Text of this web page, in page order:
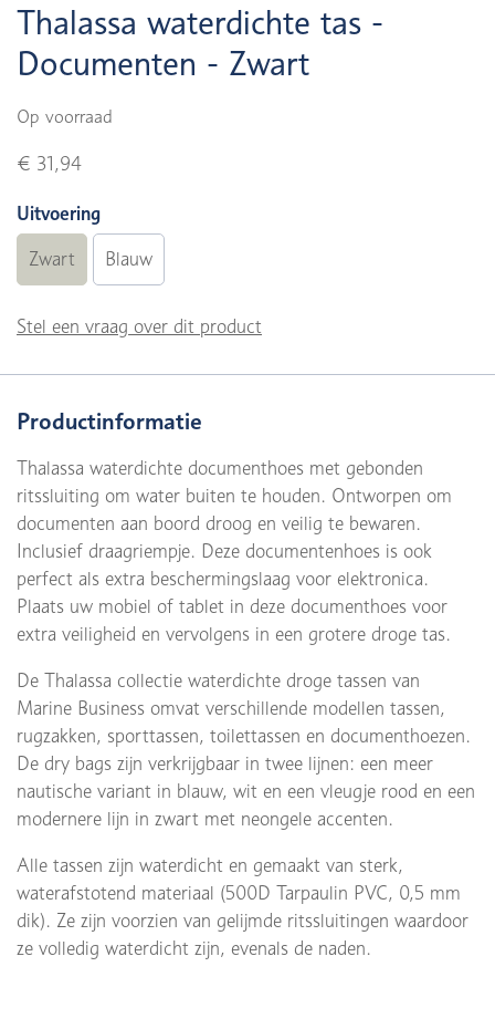
Thalassa waterdichte tas -
Documenten - Zwart
Op voorraad
€ 31,94
Uitvoering
Zwart Blauw
Stel een vraag over dit product
Productinformatie
Thalassa waterdichte documenthoes met gebonden
ritssluiting om water buiten te houden. Ontworpen om
documenten aan boord droog en veilig te bewaren.
Inclusief draagriempje. Deze documentenhoes is ook
perfect als extra beschermingslaag voor elektronica.
Plaats uw mobiel of tablet in deze documenthoes voor
extra veiligheid en vervolgens in een grotere droge tas.
De Thalassa collectie waterdichte droge tassen van
Marine Business omvat verschillende modellen tassen,
rugzakken, sporttassen, toilettassen en documenthoezen.
De dry bags zijn verkrijgbaar in twee lijnen: een meer
nautische variant in blauw, wit en een vleugje rood en een
modernere lijn in zwart met neongele accenten.
Alle tassen zijn waterdicht en gemaakt van sterk,
waterafstotend materiaal (500D Tarpaulin PVC, 0,5 mm
dik). Ze zijn voorzien van gelijmde ritssluitingen waardoor
ze volledig waterdicht zijn, evenals de naden.